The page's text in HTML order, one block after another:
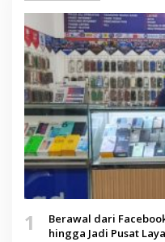
1
Berawal dari
hingga Jadi Pusat